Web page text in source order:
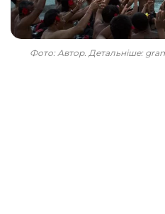
Фото: Автор. Детальніше: